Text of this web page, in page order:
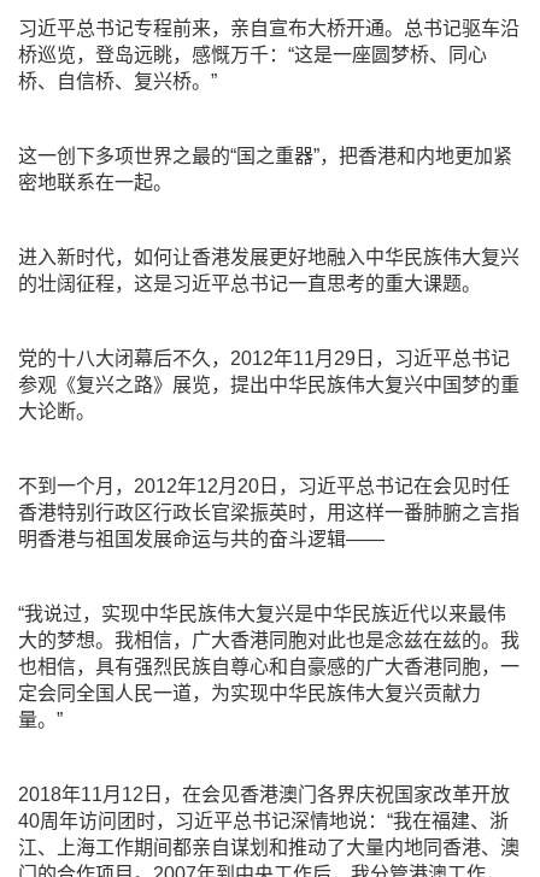
习近平总书记专程前来，亲自宣布大桥开通。总书记驱车沿
桥巡览，登岛远眺，感慨万千：“这是一座圆梦桥、同心
桥、自信桥、复兴桥。”
这一创下多项世界之最的“国之重器”，把香港和内地更加紧
密地联系在一起。
进入新时代，如何让香港发展更好地融入中华民族伟大复兴
的壮阔征程，这是习近平总书记一直思考的重大课题。
党的十八大闭幕后不久，2012年11月29日，习近平总书记
参观《复兴之路》展览，提出中华民族伟大复兴中国梦的重
大论断。
不到一个月，2012年12月20日，习近平总书记在会见时任
香港特别行政区行政长官梁振英时，用这样一番肺腑之言指
明香港与祖国发展命运与共的奋斗逻辑——
“我说过，实现中华民族伟大复兴是中华民族近代以来最伟
大的梦想。我相信，广大香港同胞对此也是念兹在兹的。我
也相信，具有强烈民族自尊心和自豪感的广大香港同胞，一
定会同全国人民一道，为实现中华民族伟大复兴贡献力
量。”
2018年11月12日，在会见香港澳门各界庆祝国家改革开放
40周年访问团时，习近平总书记深情地说：“我在福建、浙
江、上海工作期间都亲自谋划和推动了大量内地同香港、澳